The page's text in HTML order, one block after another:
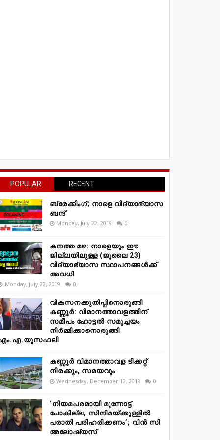
POPULAR RECENT
ബ്രേക്കിംഗ്; നാളെ വിദ്യാഭ്യാസ
ബന്ദ്
Monday, July 22, 2019 0
കനത്ത മഴ: നാളെയും ഈ
ജില്ലയിലുള്ള (ജൂലൈ 23)
വിദ്യാഭ്യാസ സ്ഥാപനങ്ങൾക്ക്
അവധി
Monday, July 22, 2019 0
വികസനക്കുതിപ്പിനൊരുങ്ങി
കണ്ണൂർ: വിമാനത്താവളത്തിന്
സമീപം ഹോട്ടൽ സമുച്ചയം
നിർമ്മിക്കാനൊരുങ്ങി
കണ്ണൂർ വിമാനത്താവള ടിക്കറ്റ്
നിരക്കും, സമയവും
Wednesday, December 12, 2018 0
‘നിയമപരമായി മുന്നോട്ട്
പോകില്ല, സിനിമയ്ക്കുള്ളിൽ
പരാതി പരിഹരിക്കണം’; വിൻ സി
അലോഷ്യസ്